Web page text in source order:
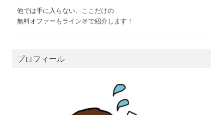
他では手に入らない、ここだけの
無料オファーもライン＠で紹介します！
プロフィール